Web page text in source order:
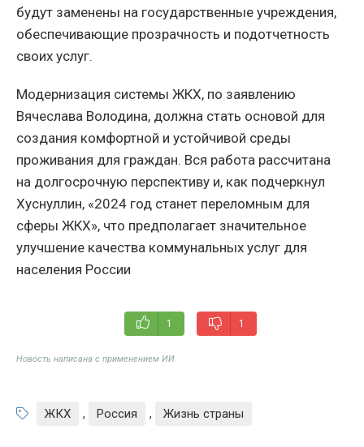
будут заменены на государственные учреждения,
обеспечивающие прозрачность и подотчетность
своих услуг.
Модернизация системы ЖКХ, по заявлению
Вячеслава Володина, должна стать основой для
создания комфортной и устойчивой среды
проживания для граждан. Вся работа рассчитана
на долгосрочную перспективу и, как подчеркнул
Хуснуллин, «2024 год станет переломным для
сферы ЖКХ», что предполагает значительное
улучшение качества коммунальных услуг для
населения России
1 1
Новость написана с применением ИИ
ЖКХ , Россия , Жизнь страны